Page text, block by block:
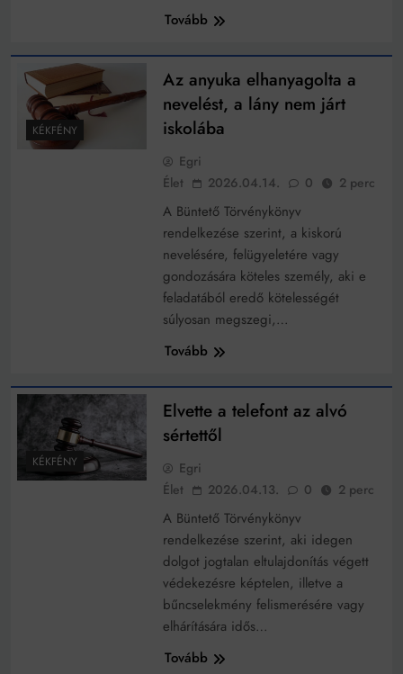
Tovább
KÉKFÉNY
Az anyuka elhanyagolta a
nevelést, a lány nem járt
iskolába
Egri
Élet
2026.04.14. 0 2 perc
A Büntető Törvénykönyv
rendelkezése szerint, a kiskorú
nevelésére, felügyeletére vagy
gondozására köteles személy, aki e
feladatából eredő kötelességét
súlyosan megszegi,…
Tovább
KÉKFÉNY
Elvette a telefont az alvó
sértettől
Egri
Élet
2026.04.13. 0 2 perc
A Büntető Törvénykönyv
rendelkezése szerint, aki idegen
dolgot jogtalan eltulajdonítás végett
védekezésre képtelen, illetve a
bűncselekmény felismerésére vagy
elhárítására idős…
Tovább